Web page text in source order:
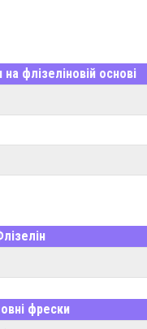
на флізеліновій основі
фрески